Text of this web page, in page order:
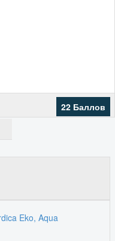
22 Баллов
Eko, Aqua